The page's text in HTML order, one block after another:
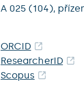
A 025 (104),
ORCID
ResearcherID
Scopus